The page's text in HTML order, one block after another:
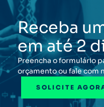
Receba
em até 2
Preencha o formulário
orçamento ou fale com
SOLICITE